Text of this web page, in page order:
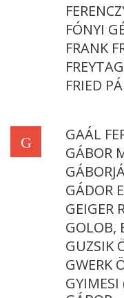
FÓNYI
FRANK
FRIED
G
GAÁL
GÁBOR
GÁDOR
GEIGER
GOLOB,
GUZSIK
GWERK